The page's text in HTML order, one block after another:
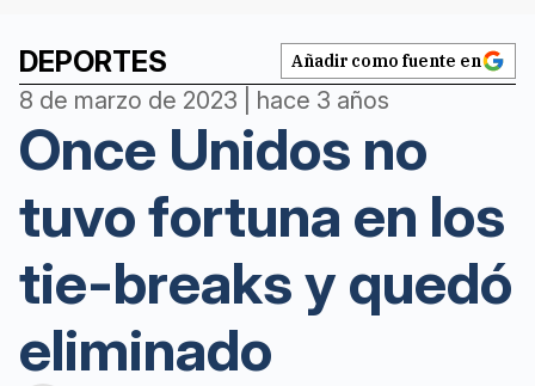
DEPORTES Añadir como fuente en
8 de marzo de 2023 | hace 3 años
Once Unidos no
tuvo fortuna en los
tie-breaks y quedó
eliminado